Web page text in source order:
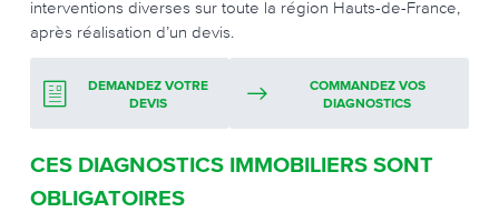
interventions diverses sur toute la région Hauts-de-France,
après réalisation d’un devis.
DEMANDEZ VOTRE
DEVIS
COMMANDEZ VOS
DIAGNOSTICS
CES DIAGNOSTICS IMMOBILIERS SONT
OBLIGATOIRES